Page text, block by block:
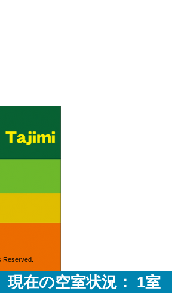
現在の空室状況： 1室
Reserved.